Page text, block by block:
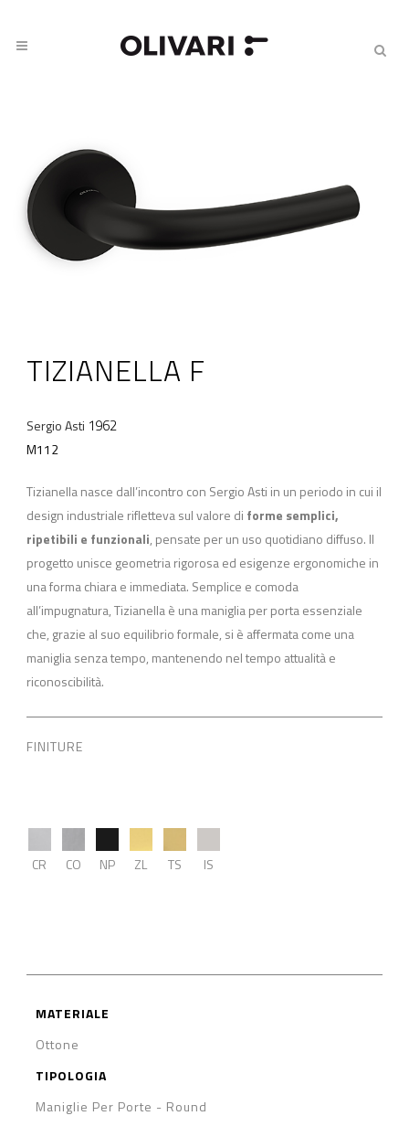
TIZIANELLA F
Sergio Asti 1962
M112
Tizianella nasce dall’incontro con Sergio Asti in un periodo in cui il
design industriale rifletteva sul valore di forme semplici,
ripetibili e funzionali, pensate per un uso quotidiano diffuso. Il
progetto unisce geometria rigorosa ed esigenze ergonomiche in
una forma chiara e immediata. Semplice e comoda
all’impugnatura, Tizianella è una maniglia per porta essenziale
che, grazie al suo equilibrio formale, si è affermata come una
maniglia senza tempo, mantenendo nel tempo attualità e
riconoscibilità.
FINITURE
CR CO NP ZL TS IS
MATERIALE
Ottone
TIPOLOGIA
Maniglie Per Porte - Round